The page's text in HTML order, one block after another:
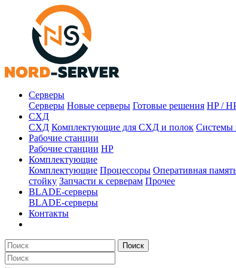
Серверы
Серверы Новые серверы Готовые решения HP /
СХД
СХД Комплектующие для СХД и полок Системы
Рабочие станции
Рабочие станции HP
Комплектующие
Комплектующие Процессоры Оперативная
стойку Запчасти к серверам Прочее
BLADE-серверы
BLADE-серверы
Контакты
Поиск